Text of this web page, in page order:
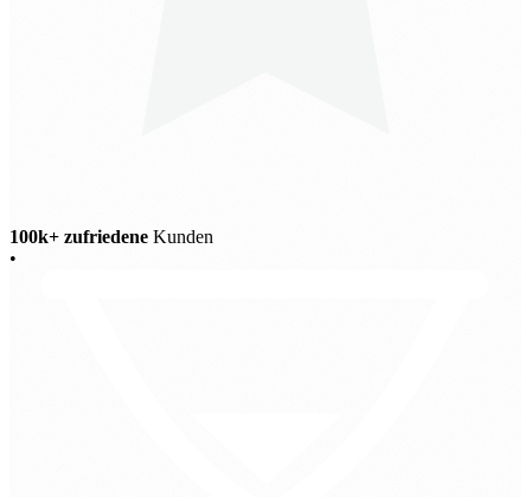
100k+ zufriedene Kunden
•